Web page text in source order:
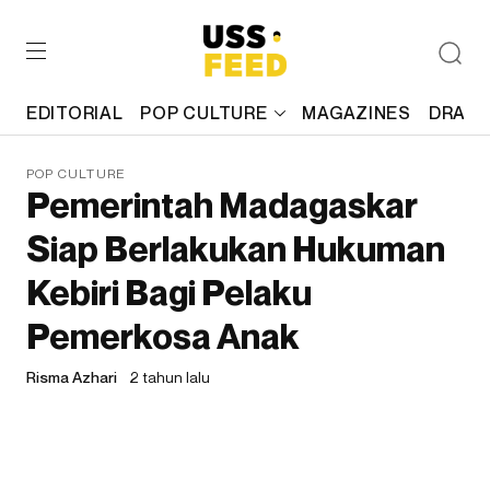
EDITORIAL POP CULTURE MAGAZINES
POP CULTURE
Pemerintah Madagaskar
Siap Berlakukan Hukuman
Kebiri Bagi Pelaku
Pemerkosa Anak
Risma Azhari 2 tahun lalu